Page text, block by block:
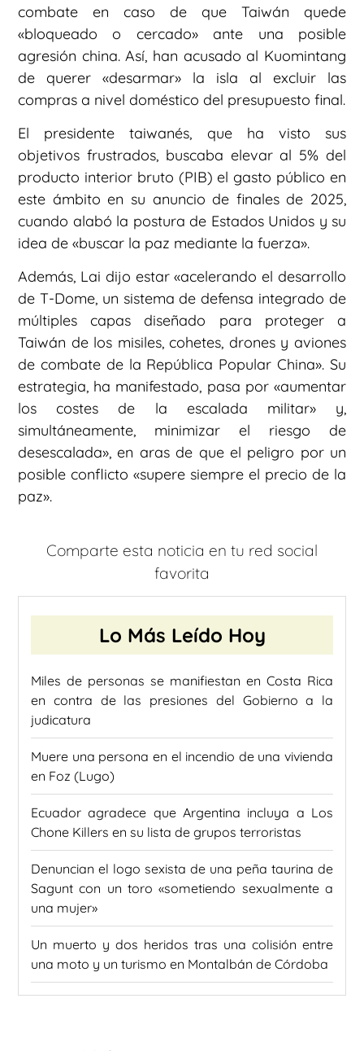
combate en caso de que Taiwán quede
«bloqueado o cercado» ante una posible
agresión china. Así, han acusado al Kuomintang
de querer «desarmar» la isla al excluir las
compras a nivel doméstico del presupuesto final.
El presidente taiwanés, que ha visto sus
objetivos frustrados, buscaba elevar al 5% del
producto interior bruto (PIB) el gasto público en
este ámbito en su anuncio de finales de 2025,
cuando alabó la postura de Estados Unidos y su
idea de «buscar la paz mediante la fuerza».
Además, Lai dijo estar «acelerando el desarrollo
de T-Dome, un sistema de defensa integrado de
múltiples capas diseñado para proteger a
Taiwán de los misiles, cohetes, drones y aviones
de combate de la República Popular China». Su
estrategia, ha manifestado, pasa por «aumentar
los costes de la escalada militar» y,
simultáneamente, minimizar el riesgo de
desescalada», en aras de que el peligro por un
posible conflicto «supere siempre el precio de la
paz».
Comparte esta noticia en tu red social
favorita
Lo Más Leído Hoy
Miles de personas se manifiestan en Costa Rica
en contra de las presiones del Gobierno a la
judicatura
Muere una persona en el incendio de una vivienda
en Foz (Lugo)
Ecuador agradece que Argentina incluya a Los
Chone Killers en su lista de grupos terroristas
Denuncian el logo sexista de una peña taurina de
Sagunt con un toro «sometiendo sexualmente a
una mujer»
Un muerto y dos heridos tras una colisión entre
una moto y un turismo en Montalbán de Córdoba